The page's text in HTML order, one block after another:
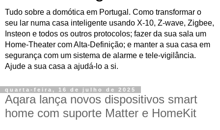
Tudo sobre a domótica em Portugal. Como transformar o
seu lar numa casa inteligente usando X-10, Z-wave, Zigbee,
Insteon e todos os outros protocolos; fazer da sua sala um
Home-Theater com Alta-Definição; e manter a sua casa em
segurança com um sistema de alarme e tele-vigilância.
Ajude a sua casa a ajudá-lo a si.
quarta-feira, 16 de julho de 2025
Aqara lança novos dispositivos smart
home com suporte Matter e HomeKit